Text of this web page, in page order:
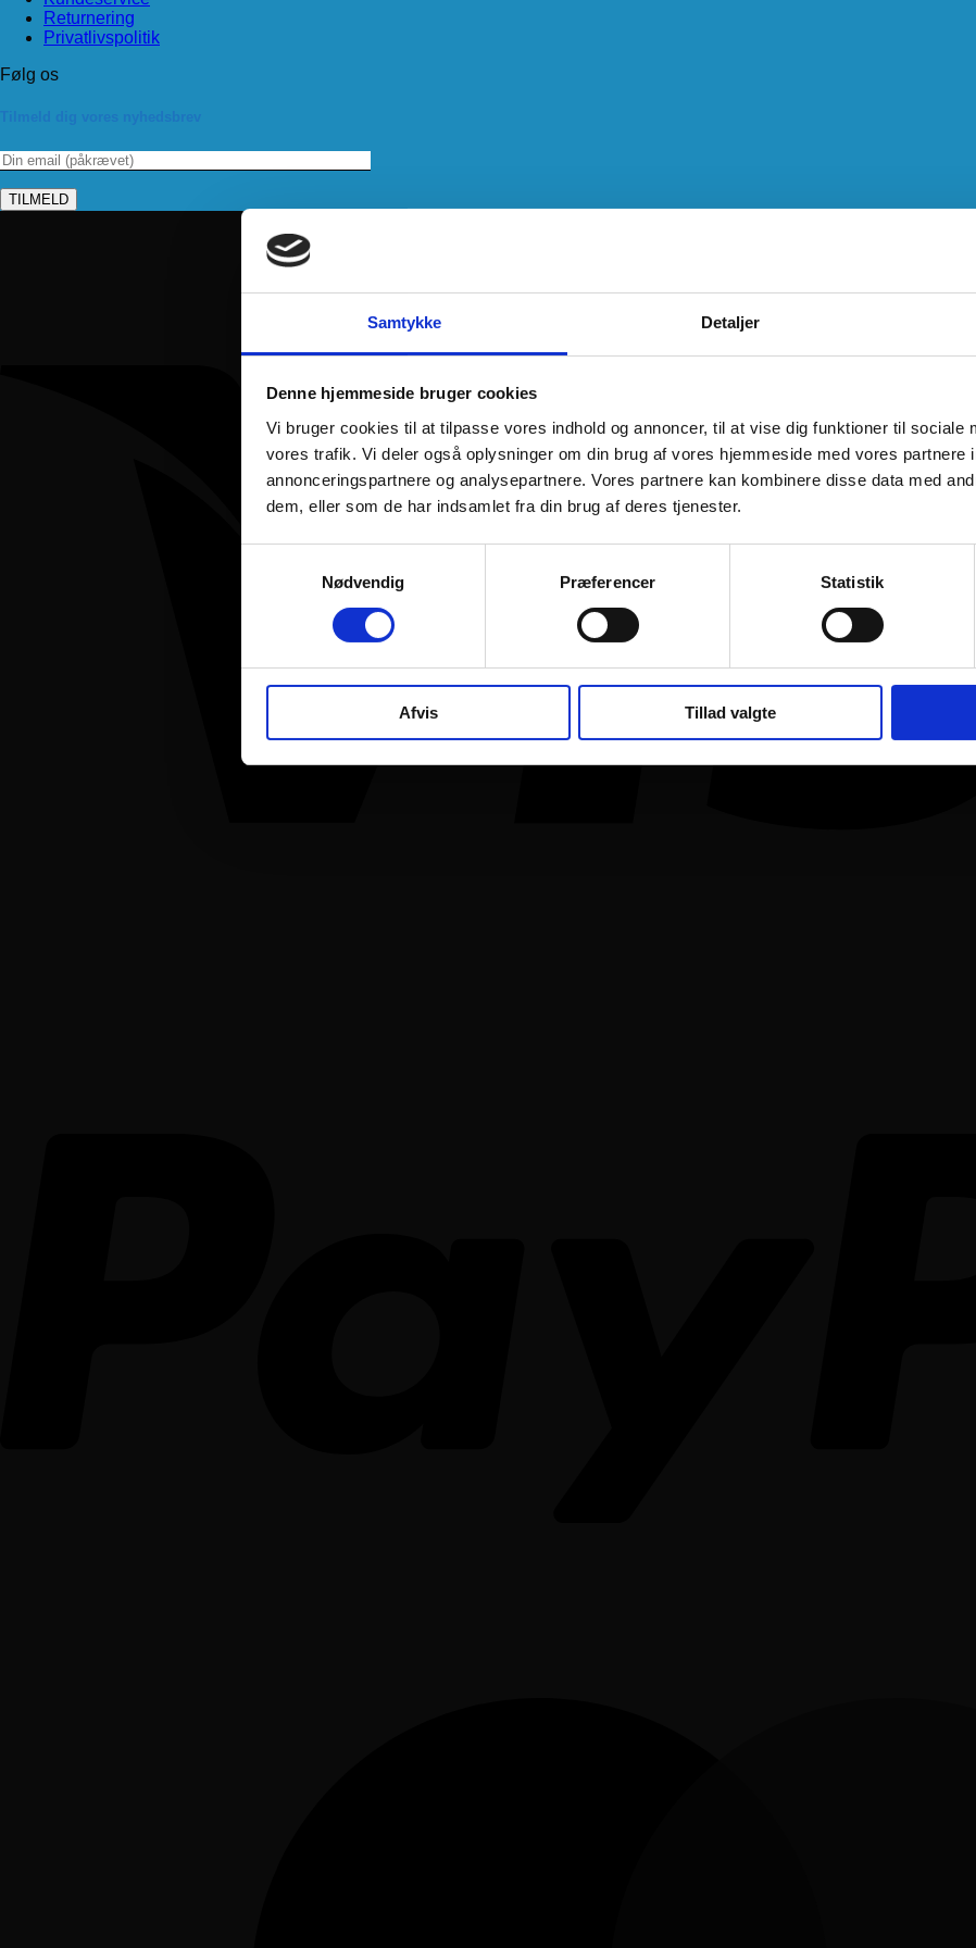
Samtykke Detaljer
Denne hjemmeside bruger cookies
Vi bruger cookies til at tilpasse vores indhold og annoncer, til at vise dig funktioner til sociale
vores trafik. Vi deler også oplysninger om din brug af vores hjemmeside med vores partnere
annonceringspartnere og analysepartnere. Vores partnere kan kombinere disse data med
dem, eller som de har indsamlet fra din brug af deres tjenester.
Nødvendig
Præferencer Statistik
Afvis Tillad valgte
Returnering
Privatlivspolitik
Følg os
Tilmeld dig vores nyhedsbrev